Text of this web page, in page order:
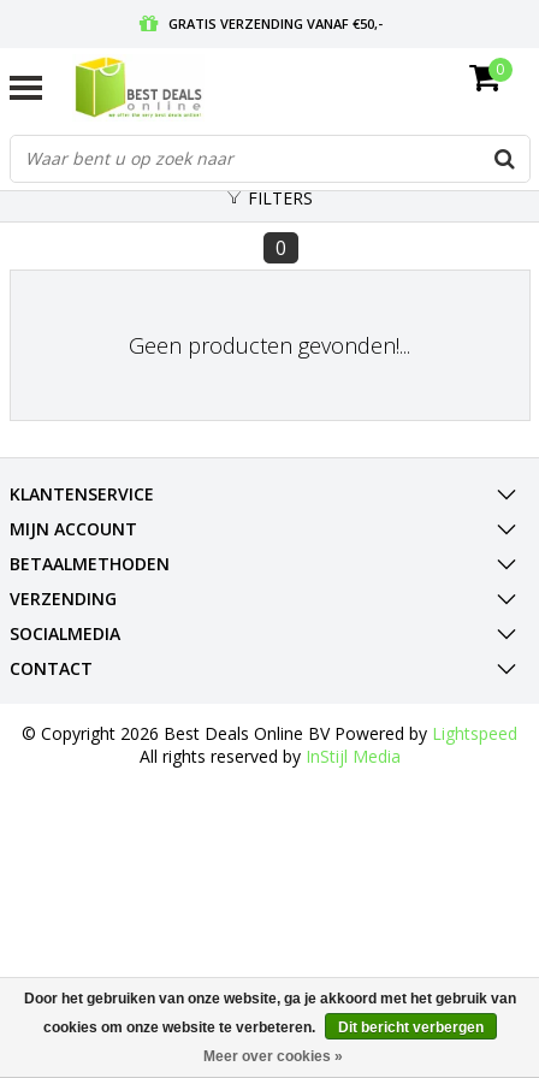
GRATIS VERZENDING VANAF €50,-
GRATIS RETOURNEREN EN 30 DAGEN BEDENKTIJD
0
FILTERS
0
Geen producten gevonden!...
KLANTENSERVICE
MIJN ACCOUNT
BETAALMETHODEN
VERZENDING
SOCIALMEDIA
CONTACT
© Copyright 2026 Best Deals Online BV Powered by Lightspeed
All rights reserved by InStijl Media
Door het gebruiken van onze website, ga je akkoord met het gebruik van
cookies om onze website te verbeteren.
Dit bericht verbergen
Meer over cookies »